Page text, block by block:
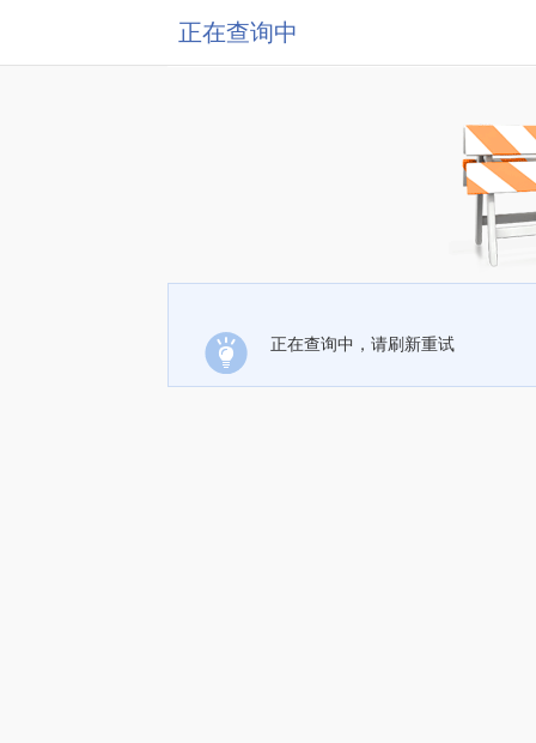
正在查询中
正在查询中，请刷新重试